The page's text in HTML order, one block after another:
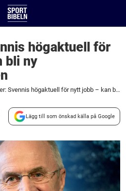
högaktuell för
bli ny
Uppgifter: Svennis högaktuell för nytt jobb – kan bli ny förbundskapten
Lägg till som önskad källa på Google